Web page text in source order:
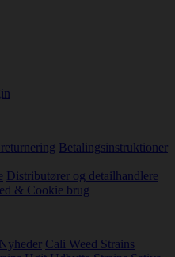
Betalingsinstruktioner
Distributører og detailhandlere
& Cookie brug
Nyheder Cali Weed Strains